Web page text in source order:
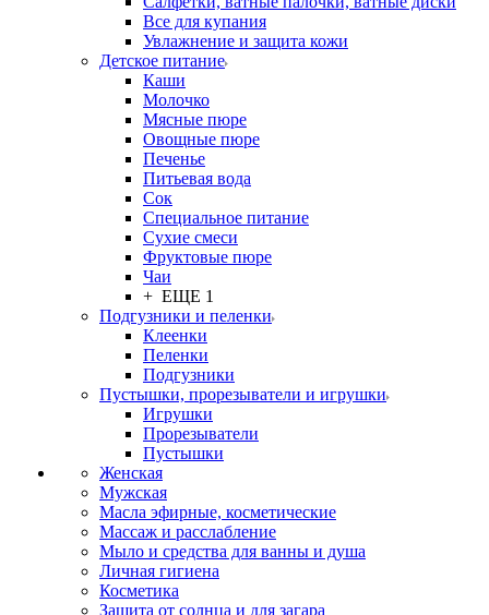
Все для купания
Увлажнение и защита кожи
Детское питание
Каши
Молочко
Мясные пюре
Овощные пюре
Печенье
Питьевая вода
Сок
Специальное питание
Сухие смеси
Фруктовые пюре
Чаи
+ ЕЩЕ 1
Подгузники и пеленки
Клеенки
Пеленки
Подгузники
Пустышки, прорезыватели и игрушки
Игрушки
Прорезыватели
Пустышки
Женская
Мужская
Масла эфирные, косметические
Массаж и расслабление
Мыло и средства для ванны и душа
Личная гигиена
Косметика
Защита от солнца и для загара